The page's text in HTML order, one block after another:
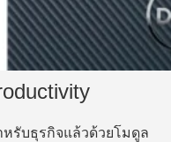
รับธุรกิจแล้วด้วยโมดูล